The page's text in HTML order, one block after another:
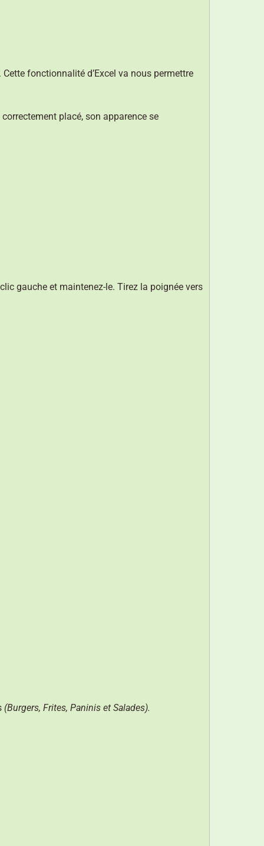
fonctionnalité d’Excel va nous permettre
placé, son apparence se
gauche et maintenez-le. Tirez la poignée vers
(Burgers, Frites, Paninis et Salades).